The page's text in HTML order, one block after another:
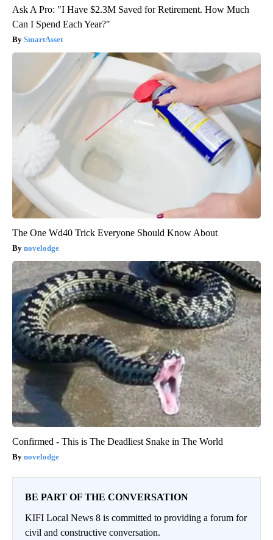
Ask A Pro: "I Have $2.3M Saved for Retirement. How Much
Can I Spend Each Year?"
SmartAsset
The One Wd40 Trick Everyone Should Know About
novelodge
Confirmed - This is The Deadliest Snake in The World
novelodge
BE PART OF THE CONVERSATION
KIFI Local News 8 is committed to providing a forum for
civil and constructive conversation.